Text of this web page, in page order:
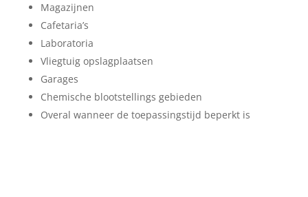
Magazijnen
Cafetaria’s
Laboratoria
Vliegtuig opslagplaatsen
Garages
Chemische blootstellings gebieden
Overal wanneer de toepassingstijd beperkt is